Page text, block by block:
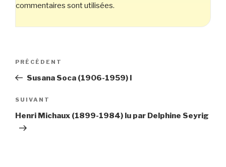
commentaires sont utilisées.
Navigation
l’article
Article
précédent
PRÉCÉDENT
Susana Soca (1906-1959) I
Article
suivant
SUIVANT
Henri Michaux (1899-1984) lu par Delphine Seyrig